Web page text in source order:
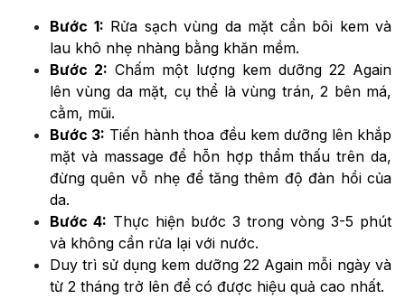
Bước 1: Rửa sạch vùng da mặt cần bôi kem và
lau khô nhẹ nhàng bằng khăn mềm.
Bước 2: Chấm một lượng kem dưỡng 22 Again
lên vùng da mặt, cụ thể là vùng trán, 2 bên má,
cằm, mũi.
Bước 3: Tiến hành thoa đều kem dưỡng lên khắp
mặt và massage để hỗn hợp thẩm thấu trên da,
đừng quên vỗ nhẹ để tăng thêm độ đàn hồi của
da.
Bước 4: Thực hiện bước 3 trong vòng 3-5 phút
và không cần rửa lại với nước.
Duy trì sử dụng kem dưỡng 22 Again mỗi ngày và
từ 2 tháng trở lên để có được hiệu quả cao nhất.